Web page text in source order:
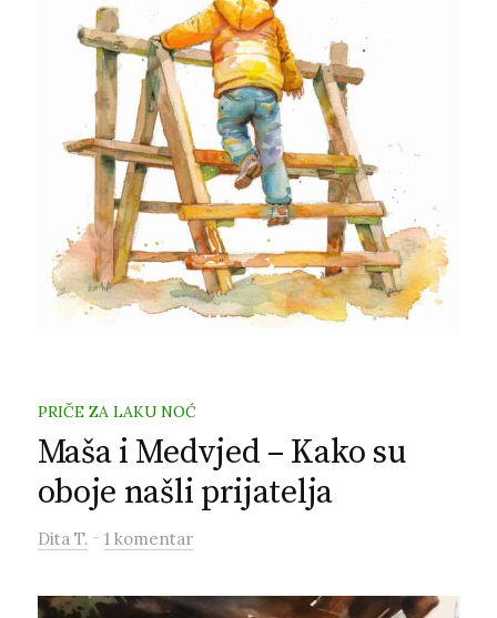
PRIČE ZA LAKU NOĆ
Maša i Medvjed – Kako su
oboje našli prijatelja
Dita T. - 1 komentar